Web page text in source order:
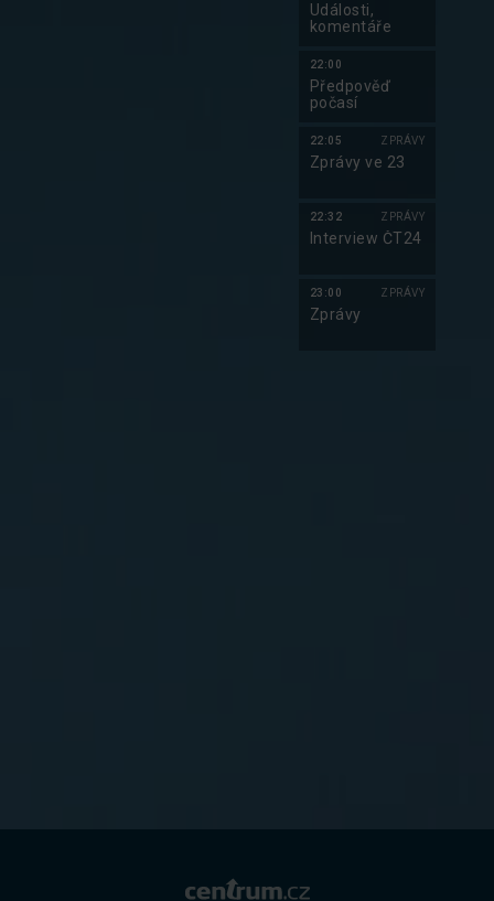
Události,
komentáře
22:00
Předpověď
počasí
22:05 ZPRÁVY
Zprávy ve 23
22:32 ZPRÁVY
Interview ČT24
23:00 ZPRÁVY
Zprávy